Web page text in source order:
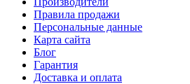
Правила продажи
Персональные данные
Карта сайта
Блог
Гарантия
Доставка и оплата